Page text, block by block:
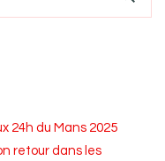
24h du Mans 2025
retour dans les